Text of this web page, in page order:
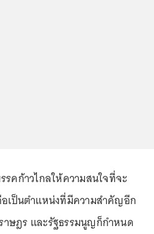
คก้าวไกลให้ความสนใจที่จะ
อเป็นตำแหน่งที่มีความสำคัญอีก
ษฎร และรัฐธรรมนูญก็กำหนด